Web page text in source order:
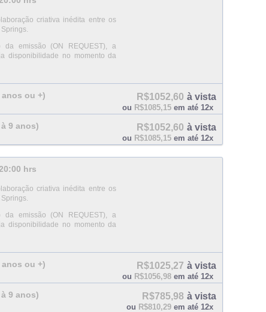
criativa inédita entre os
da emissão (ON REQUEST), a
disponibilidade no momento da
R$1052,60 à vista
ou R$1085,15 em até 12x
ou +)
R$1052,60 à vista
ou R$1085,15 em até 12x
9 anos)
hrs
criativa inédita entre os
da emissão (ON REQUEST), a
disponibilidade no momento da
R$1025,27 à vista
ou R$1056,98 em até 12x
ou +)
R$785,98 à vista
ou R$810,29 em até 12x
9 anos)